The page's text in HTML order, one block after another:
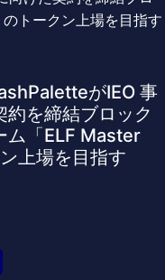
がIEO 事
約を締結ブロック
ム「ELF Master
上場を目指す